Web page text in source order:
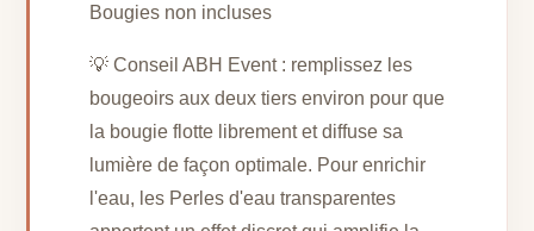
Bougies non incluses
💡 Conseil ABH Event : remplissez les
bougeoirs aux deux tiers environ pour que
la bougie flotte librement et diffuse sa
lumière de façon optimale. Pour enrichir
l'eau, les Perles d'eau transparentes